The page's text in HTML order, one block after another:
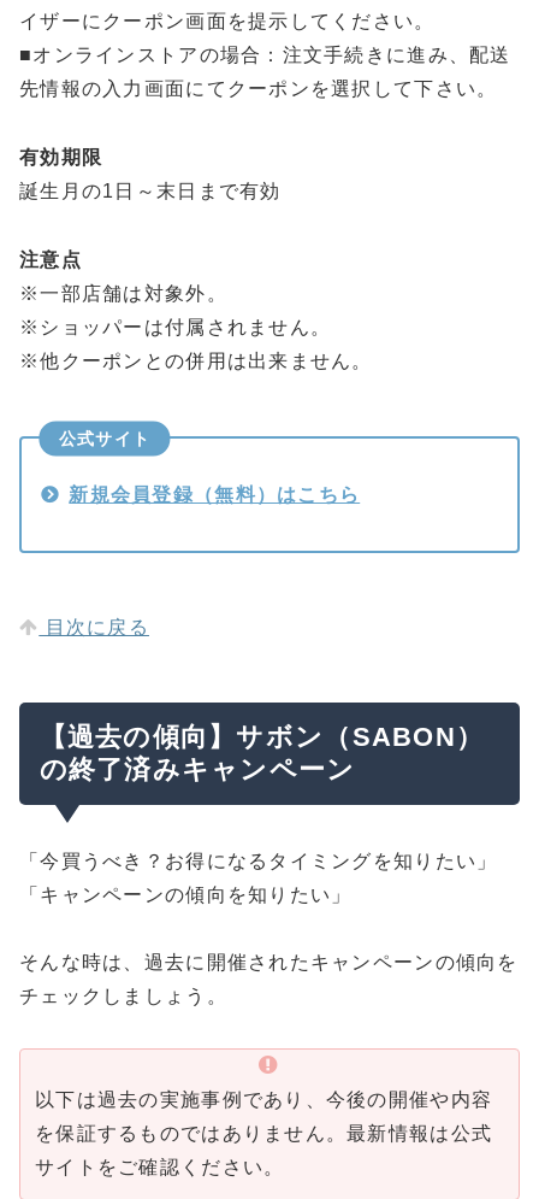
イザーにクーポン画面を提示してください。
■オンラインストアの場合：注文手続きに進み、配送
先情報の入力画面にてクーポンを選択して下さい。
有効期限
誕生月の1日～末日まで有効
注意点
※一部店舗は対象外。
※ショッパーは付属されません。
※他クーポンとの併用は出来ません。
公式サイト
新規会員登録（無料）はこちら
目次に戻る
【過去の傾向】サボン（SABON）
の終了済みキャンペーン
「今買うべき？お得になるタイミングを知りたい」
「キャンペーンの傾向を知りたい」
そんな時は、過去に開催されたキャンペーンの傾向を
チェックしましょう。
以下は過去の実施事例であり、今後の開催や内容
を保証するものではありません。最新情報は公式
サイトをご確認ください。